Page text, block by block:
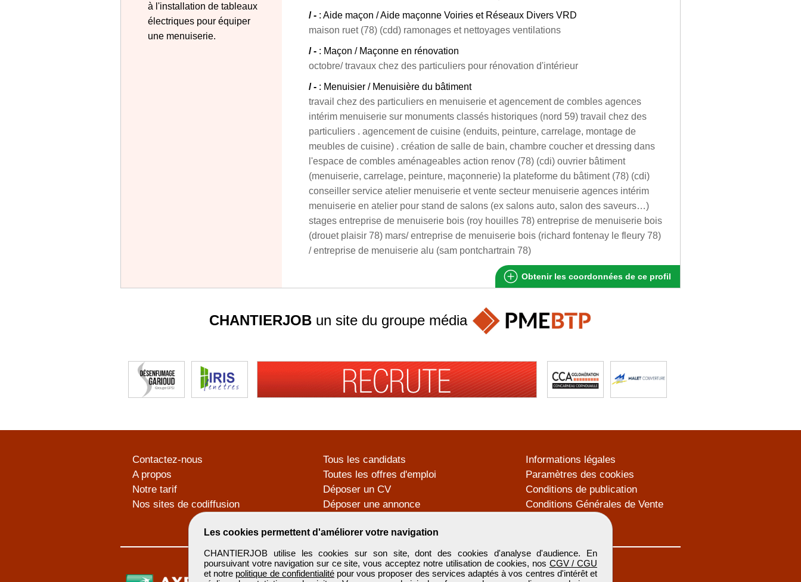
à l'installation de tableaux
électriques pour équiper
une menuiserie.
/ - : Aide maçon / Aide maçonne Voiries et Réseaux Divers VRD
maison ruet (78) (cdd) ramonages et nettoyages ventilations
/ - : Maçon / Maçonne en rénovation
octobre/ travaux chez des particuliers pour rénovation d'intérieur
/ - : Menuisier / Menuisière du bâtiment
travail chez des particuliers en menuiserie et agencement de combles agences
intérim menuiserie sur monuments classés historiques (nord 59) travail chez des
particuliers . agencement de cuisine (enduits, peinture, carrelage, montage de
meubles de cuisine) . création de salle de bain, chambre coucher et dressing dans
l'espace de combles aménageables action renov (78) (cdi) ouvrier bâtiment
(menuiserie, carrelage, peinture, maçonnerie) la plateforme du bâtiment (78) (cdi)
conseiller service atelier menuiserie et vente secteur menuiserie agences intérim
menuiserie en atelier pour stand de salons (ex salons auto, salon des saveurs…)
stages entreprise de menuiserie bois (roy houilles 78) entreprise de menuiserie bois
(drouet plaisir 78) mars/ entreprise de menuiserie bois (richard fontenay le fleury 78)
/ entreprise de menuiserie alu (sam pontchartrain 78)
Obtenir les coordonnées de ce profil
Les cookies permettent d'améliorer votre navigation
CHANTIERJOB utilise les cookies sur son site, dont des cookies d'analyse d'audience. En
poursuivant votre navigation sur ce site, vous acceptez notre utilisation de cookies, nos CGV / CGU
et notre politique de confidentialitépour vous proposer des services adaptés à vos centres d'intérêt et
CHANTIERJOBun site du groupe média
Contactez-nous
A propos
Notre tarif
Nos sites de codiffusion
Tous les candidats
Toutes les offres d'emploi
Déposer un CV
Déposer une annonce
Informations légales
Paramètres des cookies
Conditions de publication
Conditions Générales de Vente